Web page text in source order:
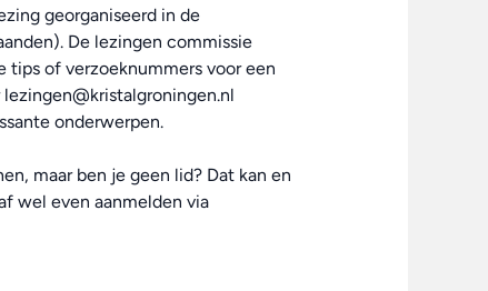
georganiseerd in de
De lezingen commissie
tips of verzoeknummers voor een
onderwerpen.
maar ben je geen lid? Dat kan en
wel even aanmelden via